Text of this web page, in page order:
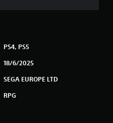
PS4, PS5
18/6/2025
SEGA EUROPE LTD
RPG